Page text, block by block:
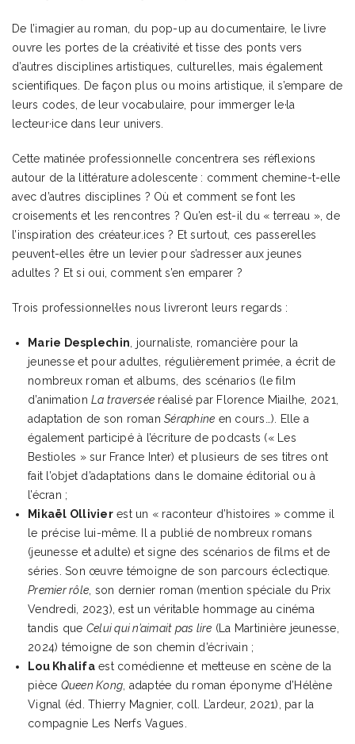
De l’imagier au roman, du pop-up au documentaire, le livre
ouvre les portes de la créativité et tisse des ponts vers
d’autres disciplines artistiques, culturelles, mais également
scientifiques. De façon plus ou moins artistique, il s’empare de
leurs codes, de leur vocabulaire, pour immerger le·la
lecteur·ice dans leur univers.
Cette matinée professionnelle concentrera ses réflexions
autour de la littérature adolescente : comment chemine-t-elle
avec d’autres disciplines ? Où et comment se font les
croisements et les rencontres ? Qu’en est-il du « terreau », de
l’inspiration des créateur.ices ? Et surtout, ces passerelles
peuvent-elles être un levier pour s’adresser aux jeunes
adultes ? Et si oui, comment s’en emparer ?
Trois professionnel·les nous livreront leurs regards :
Marie Desplechin , journaliste, romancière pour la
jeunesse et pour adultes, régulièrement primée, a écrit de
nombreux roman et albums, des scénarios (le film
d’animation La traversée réalisé par Florence Miailhe, 2021,
adaptation de son roman Séraphine en cours…). Elle a
également participé à l’écriture de podcasts (« Les
Bestioles » sur France Inter) et plusieurs de ses titres ont
fait l’objet d’adaptations dans le domaine éditorial ou à
l’écran ;
Mikaël Ollivierest un « raconteur d’histoires » comme il
le précise lui-même. Il a publié de nombreux romans
(jeunesse et adulte) et signe des scénarios de films et de
séries. Son œuvre témoigne de son parcours éclectique.
Premier rôle , son dernier roman (mention spéciale du Prix
Vendredi, 2023), est un véritable hommage au cinéma
tandis que Celui qui n’aimait pas lire (La Martinière jeunesse,
2024) témoigne de son chemin d’écrivain ;
Lou Khalifaest comédienne et metteuse en scène de la
pièce Queen Kong , adaptée du roman éponyme d’Hélène
Vignal (éd. Thierry Magnier, coll. L’ardeur, 2021), par la
compagnie Les Nerfs Vagues.